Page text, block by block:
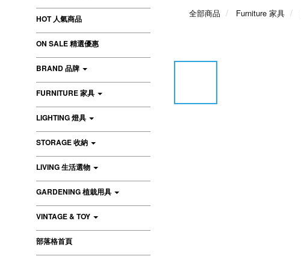
HOT 人氣商品
ON SALE 精選優惠
BRAND 品牌
FURNITURE 家具
LIGHTING 燈具
STORAGE 收納
LIVING 生活選物
GARDENING 植栽用具
VINTAGE & TOY
部落格首頁
全部商品 Furniture 家具